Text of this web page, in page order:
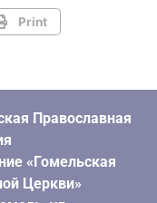
Print
Православная
«Гомельская
Церкви»